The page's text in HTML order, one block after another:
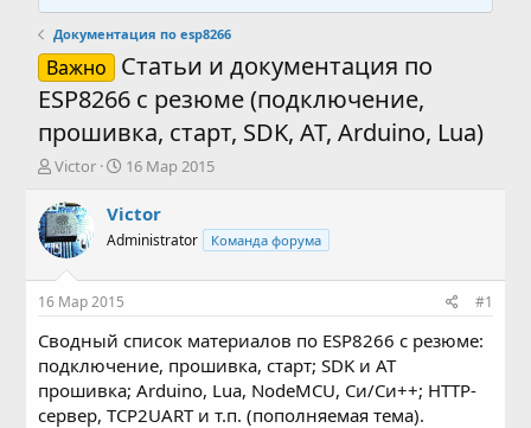
Документация по esp8266
Важно
Статьи и документация по
ESP8266 с резюме (подключение,
прошивка, старт, SDK, AT, Arduino, Lua)
А
т
о
р
е
м
ы
Victor
Д
т
н
л
16 Мар 2015
Victor
Administrator Команда форума
16 Мар 2015 #1
Сводный список материалов по ESP8266 с резюме:
подключение, прошивка, старт; SDK и AT
прошивка; Arduino, Lua, NodeMCU, Си/Си++; HTTP-
сервер, TCP2UART и т.п. (пополняемая тема).